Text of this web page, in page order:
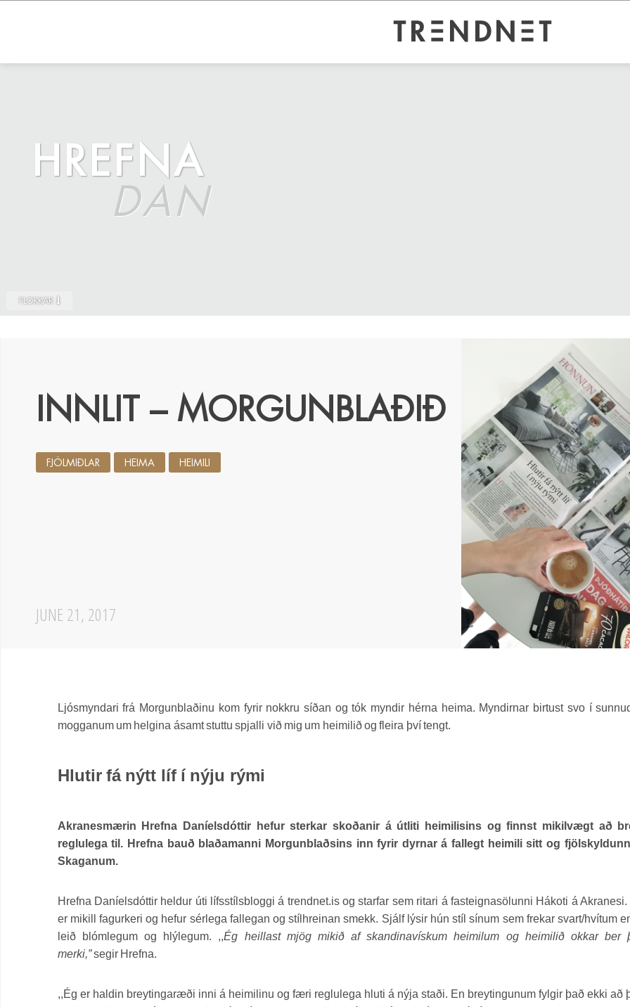
HREFNA
DAN
FLOKKAR
INNLIT – MORGUNBLAÐIÐ
JUNE 21, 2017
FJÖLMIÐLAR HEIMA HEIMILI
Ljósmyndari frá Morgunblaðinu kom fyrir nokkru síðan og tók myndir hérna heima. Myndirnar birtust svo í
mogganum um helgina ásamt stuttu spjalli við mig um heimilið og fleira því tengt.
Hlutir fá nýtt líf í nýju rými
Akranesmærin Hrefna Daníelsdóttir hefur sterkar skoðanir á útliti heimilisins og finnst mikilvægt að
reglulega til. Hrefna bauð blaðamanni Morgunblaðsins inn fyrir dyrnar á fallegt heimili sitt og
Skaganum.
Hrefna Daníelsdóttir heldur úti lífsstílsbloggi á trendnet.is og starfar sem ritari á fasteignasölunni Hákoti á Akranesi.
er mikill fagurkeri og hefur sérlega fallegan og stílhreinan smekk. Sjálf lýsir hún stíl sínum sem frekar svart/hvítum
leið blómlegum og hlýlegum. ,,Ég heillast mjög mikið af skandinavískum heimilum og heimilið okkar ber
merki,”segir Hrefna.
,,Ég er haldin breytingaræði inni á heimilinu og færi reglulega hluti á nýja staði. En breytingunum fylgir það ekki að